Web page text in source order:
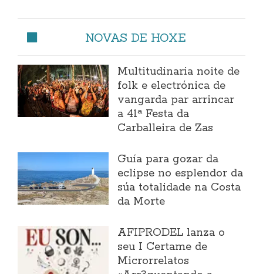
NOVAS DE HOXE
Multitudinaria noite de
folk e electrónica de
vangarda par arrincar
a 41ª Festa da
Carballeira de Zas
Guía para gozar da
eclipse no esplendor da
súa totalidade na Costa
da Morte
AFIPRODEL lanza o
seu I Certame de
Microrrelatos